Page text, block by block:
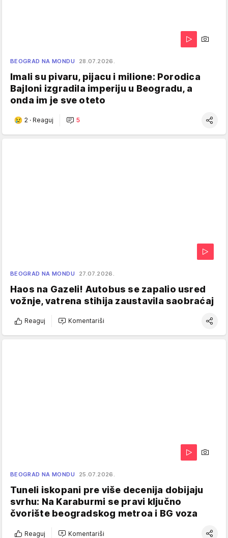
BEOGRAD NA MONDU 28.07.2026.
Imali su pivaru, pijacu i milione: Porodica
Bajloni izgradila imperiju u Beogradu, a
onda im je sve oteto
2 · Reaguj 5
BEOGRAD NA MONDU 27.07.2026.
Haos na Gazeli! Autobus se zapalio usred
vožnje, vatrena stihija zaustavila saobraćaj
Reaguj Komentariši
BEOGRAD NA MONDU 25.07.2026.
Tuneli iskopani pre više decenija dobijaju
svrhu: Na Karaburmi se pravi ključno
čvorište beogradskog metroa i BG voza
Reaguj Komentariši